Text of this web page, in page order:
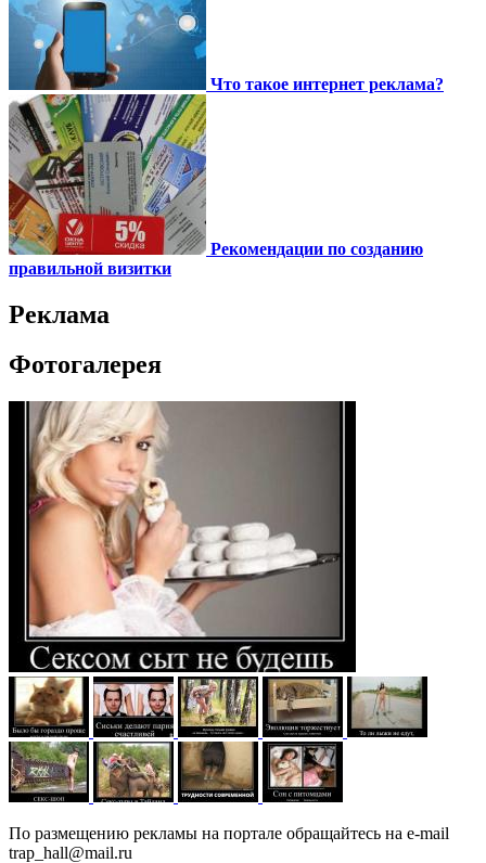
Что такое интернет реклама?
Рекомендации по созданию
правильной визитки
Реклама
Фотогалерея
По размещению рекламы на портале обращайтесь на e-mail
trap_hall@mail.ru